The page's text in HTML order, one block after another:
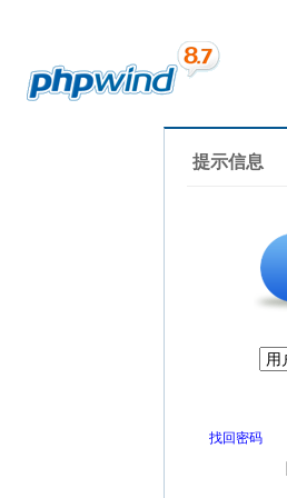
提示信息
找回密码